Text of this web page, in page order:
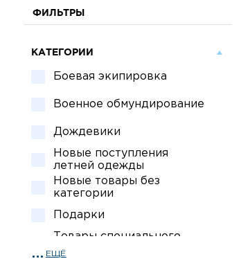
ФИЛЬТРЫ
КАТЕГОРИИ
Боевая экипировка
Военное обмундирование
Дождевики
Новые поступления
летней одежды
Новые товары без
категории
Подарки
Товары специального
назначения
ЕЩЁ